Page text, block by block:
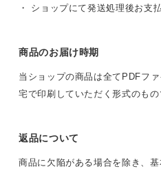
・ ショップにて発送処理後お支
商品のお届け時期
当ショップの商品は全てPDFフ
宅で印刷していただく形式のもの
返品について
商品に欠陥がある場合を除き、